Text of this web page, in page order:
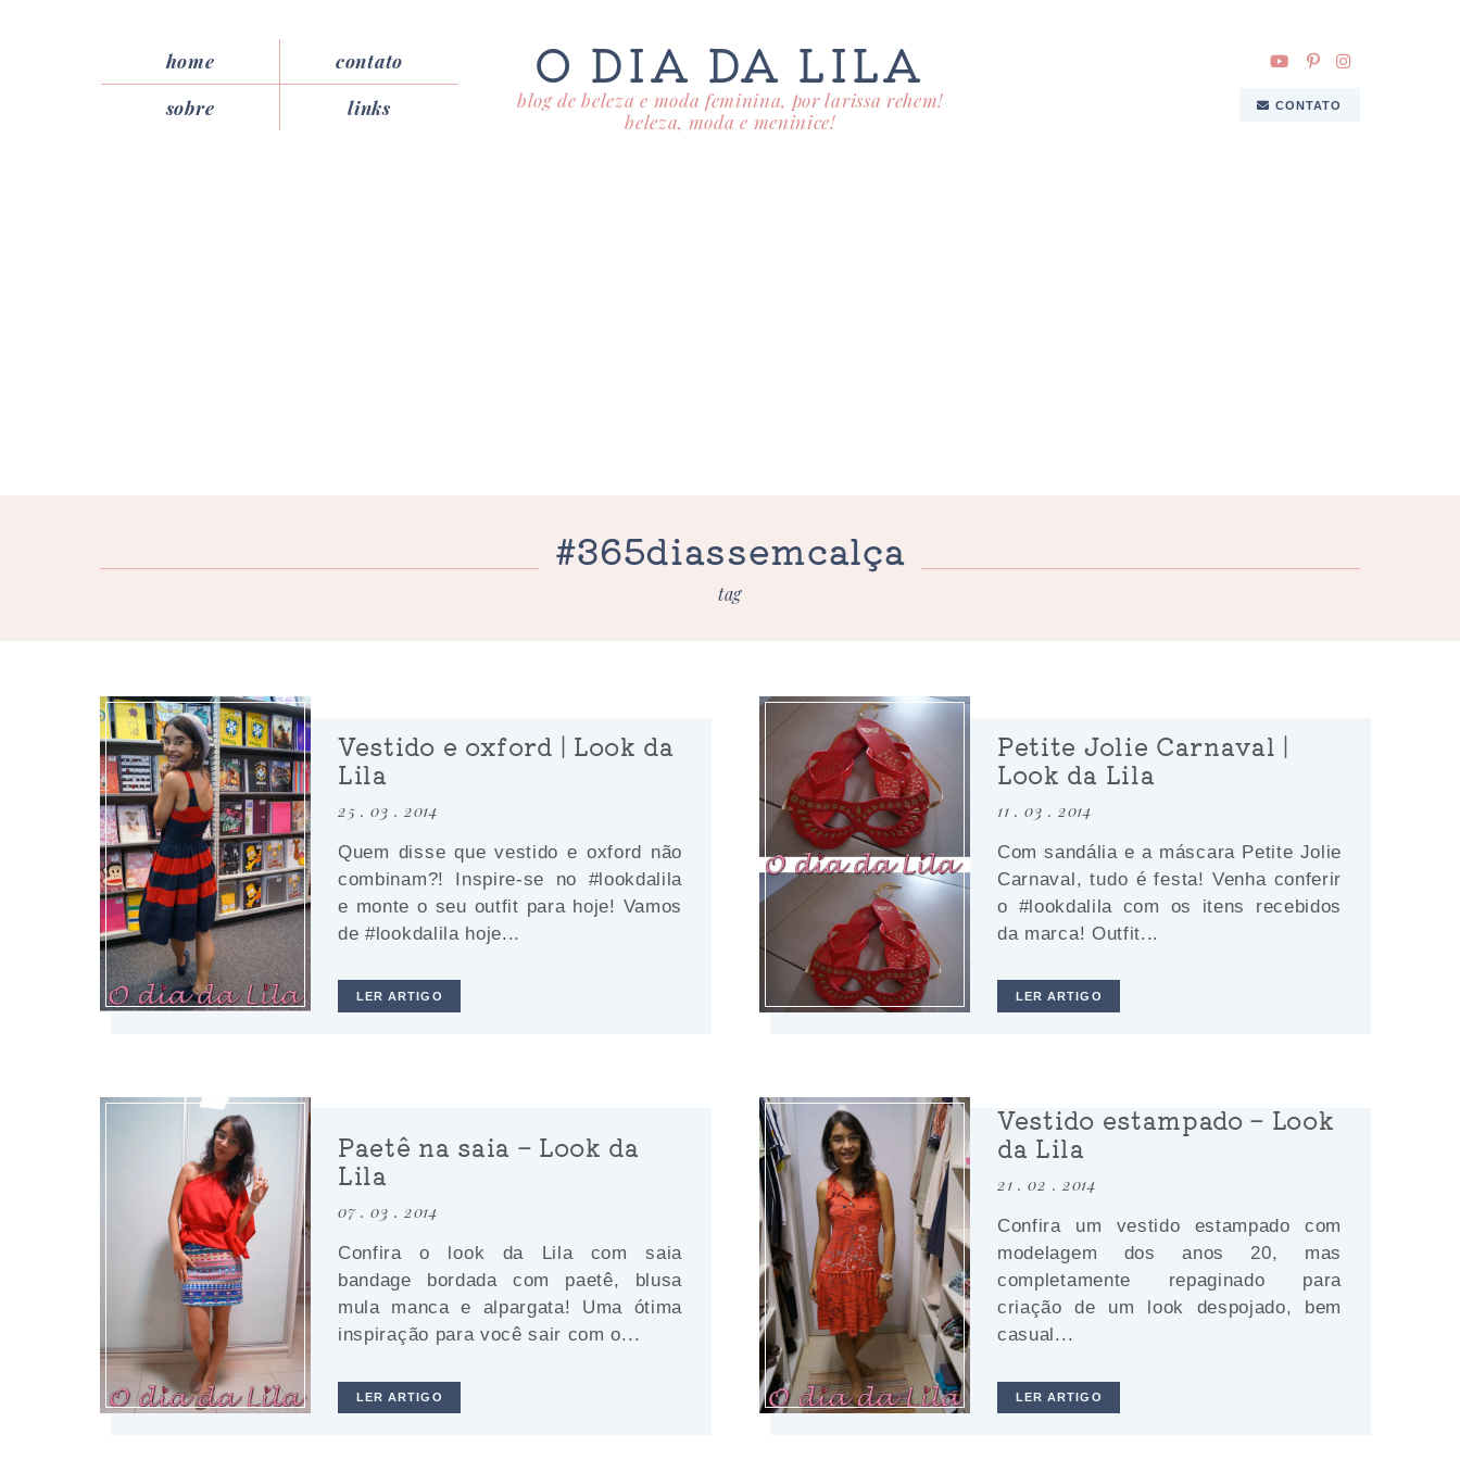
home
contato
sobre
links
O DIA DA LILA
blog de beleza e moda feminina, por larissa rehem!
beleza, moda e meninice!
CONTATO
#365diassemcalça
tag
Vestido e oxford | Look da
Lila
25 . 03 . 2014
Quem disse que vestido e oxford não
combinam?! Inspire-se no #lookdalila
e monte o seu outfit para hoje! Vamos
de #lookdalila hoje...
LER ARTIGO
Petite Jolie Carnaval |
Look da Lila
11 . 03 . 2014
Com sandália e a máscara Petite Jolie
Carnaval, tudo é festa! Venha conferir
o #lookdalila com os itens recebidos
da marca! Outfit...
LER ARTIGO
Paetê na saia – Look da
Lila
07 . 03 . 2014
Confira o look da Lila com saia
bandage bordada com paetê, blusa
mula manca e alpargata! Uma ótima
inspiração para você sair com o...
LER ARTIGO
Vestido estampado – Look
da Lila
21 . 02 . 2014
Confira um vestido estampado com
modelagem dos anos 20, mas
completamente repaginado para
criação de um look despojado, bem
casual...
LER ARTIGO